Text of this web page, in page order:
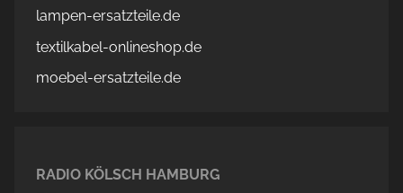
lampen-ersatzteile.de
textilkabel-onlineshop.de
moebel-ersatzteile.de
RADIO KÖLSCH HAMBURG